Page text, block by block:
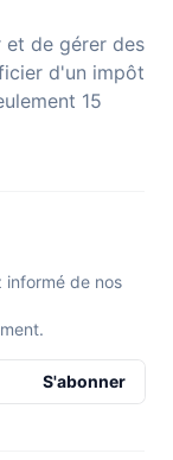
de gérer des
d'un impôt
15
informé de nos
S'abonner